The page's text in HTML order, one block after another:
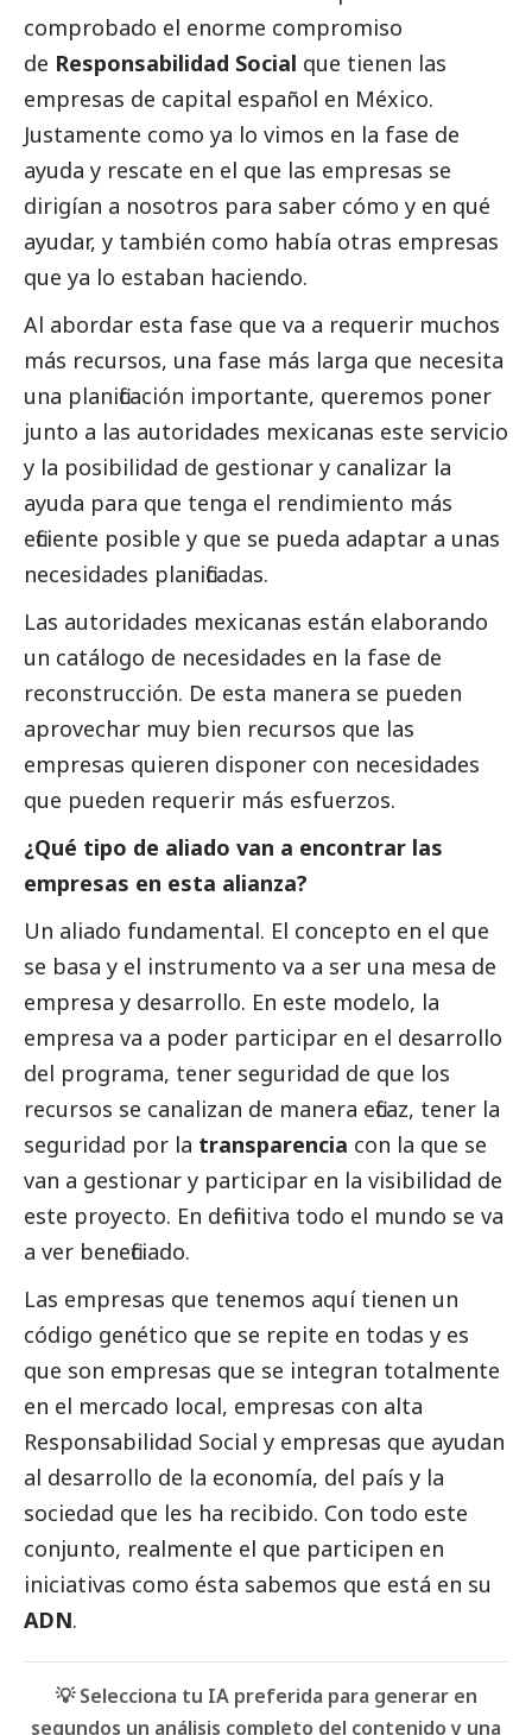
comprobado el enorme compromiso
de Responsabilidad Social que tienen las
empresas de capital español en México.
Justamente como ya lo vimos en la fase de
ayuda y rescate en el que las empresas se
dirigían a nosotros para saber cómo y en qué
ayudar, y también como había otras empresas
que ya lo estaban haciendo.
Al abordar esta fase que va a requerir muchos
más recursos, una fase más larga que necesita
una planificación importante, queremos poner
junto a las autoridades mexicanas este servicio
y la posibilidad de gestionar y canalizar la
ayuda para que tenga el rendimiento más
eficiente posible y que se pueda adaptar a unas
necesidades planificadas.
Las autoridades mexicanas están elaborando
un catálogo de necesidades en la fase de
reconstrucción. De esta manera se pueden
aprovechar muy bien recursos que las
empresas quieren disponer con necesidades
que pueden requerir más esfuerzos.
¿Qué tipo de aliado van a encontrar las
empresas en esta alianza?
Un aliado fundamental. El concepto en el que
se basa y el instrumento va a ser una mesa de
empresa y desarrollo. En este modelo, la
empresa va a poder participar en el desarrollo
del programa, tener seguridad de que los
recursos se canalizan de manera eficaz, tener la
seguridad por la transparencia con la que se
van a gestionar y participar en la visibilidad de
este proyecto. En definitiva todo el mundo se va
a ver beneficiado.
Las empresas que tenemos aquí tienen un
código genético que se repite en todas y es
que son empresas que se integran totalmente
en el mercado local, empresas con alta
Responsabilidad Social y empresas que ayudan
al desarrollo de la economía, del país y la
sociedad que les ha recibido. Con todo este
conjunto, realmente el que participen en
iniciativas como ésta sabemos que está en su
ADN.
💡 Selecciona tu IA preferida para generar en
segundos un análisis completo del contenido y una